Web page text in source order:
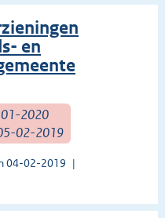
en
01-2020
02-2019
04-02-2019